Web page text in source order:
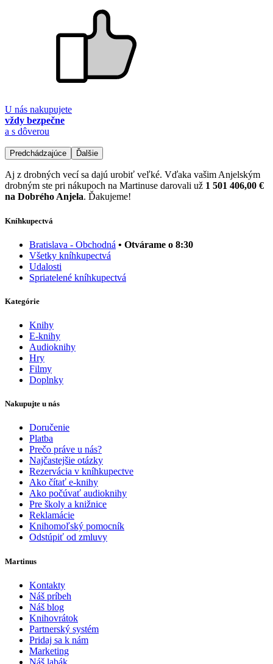
U nás nakupujete
vždy bezpečne
a s dôverou
Predchádzajúce Ďalšie
Aj z drobných vecí sa dajú urobiť veľké. Vďaka vašim Anjelským
drobným ste pri nákupoch na Martinuse darovali už 1 501 406,00 €
na Dobrého Anjela. Ďakujeme!
Kníhkupectvá
Bratislava - Obchodná • Otvárame o 8:30
Všetky kníhkupectvá
Udalosti
Spriatelené kníhkupectvá
Kategórie
Knihy
E-knihy
Audioknihy
Hry
Filmy
Doplnky
Nakupujte u nás
Doručenie
Platba
Prečo práve u nás?
Najčastejšie otázky
Rezervácia v kníhkupectve
Ako čítať e-knihy
Ako počúvať audioknihy
Pre školy a knižnice
Reklamácie
Knihomoľský pomocník
Odstúpiť od zmluvy
Martinus
Kontakty
Náš príbeh
Náš blog
Knihovrátok
Partnerský systém
Pridaj sa k nám
Marketing
Náš labák